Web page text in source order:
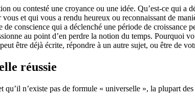
ou contesté une croyance ou une idée. Qu’est-ce qui a
et qui vous a rendu heureux ou reconnaissant de
de conscience qui a déclenché une période de
au point d’en perdre la notion du temps. Pourquoi
être déjà écrite, répondre à un autre sujet, ou être de
réussie
n’existe pas de formule « universelle », la plupart